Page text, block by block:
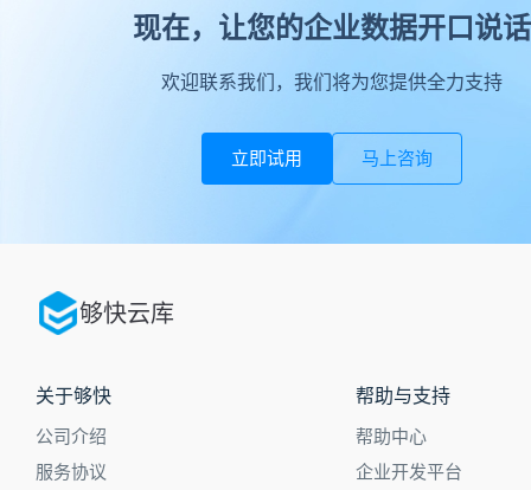
现在，让您的企业数据开口说话
欢迎联系我们，我们将为您提供全力支持
立即试用 马上咨询
够快云库
关于够快
公司介绍
服务协议
帮助与支持
帮助中心
企业开发平台